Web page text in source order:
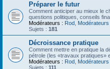
Préparer le futur
Comment anticiper au mieux le
questions politiques, conseils
Modérateurs : Rod Modérateurs
Sujets : 181
Décroissance pratique
Comment mettre en pratique la
pétrole (les «travaux pratiques»
Modérateurs : Rod Modérateurs
Sujets : 111